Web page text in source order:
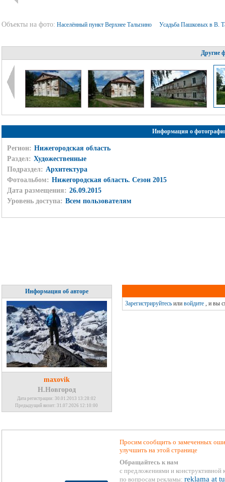
Объекты на фото: Населённый пункт Верхнее Талызино Усадьба Пашковых в В.
Другие
Информация о
Регион: Нижегородская область
Раздел: Художественные
Подраздел: Архитектура
Фотоальбом: Нижегородская область. Сезон 2015
Дата размещения: 26.09.2015
Уровень доступа: Всем пользователям
Информация об авторе
maxovik
Н.Новгород
Дата регистрации: 30.01.2013 13:28:02
Предыдущий визит: 31.07.2026 12:10:00
Зарегистрируйтесьили войдите, и вы
Просим сообщить о замеченных
улучшить на этой странице
Обращайтесь к нам
с предложениями и конструктивной
по вопросам рекламы: reklama at